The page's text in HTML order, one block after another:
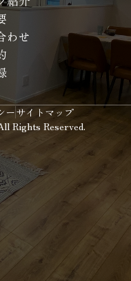
わせ
ーサイトマップ
Rights Reserved.